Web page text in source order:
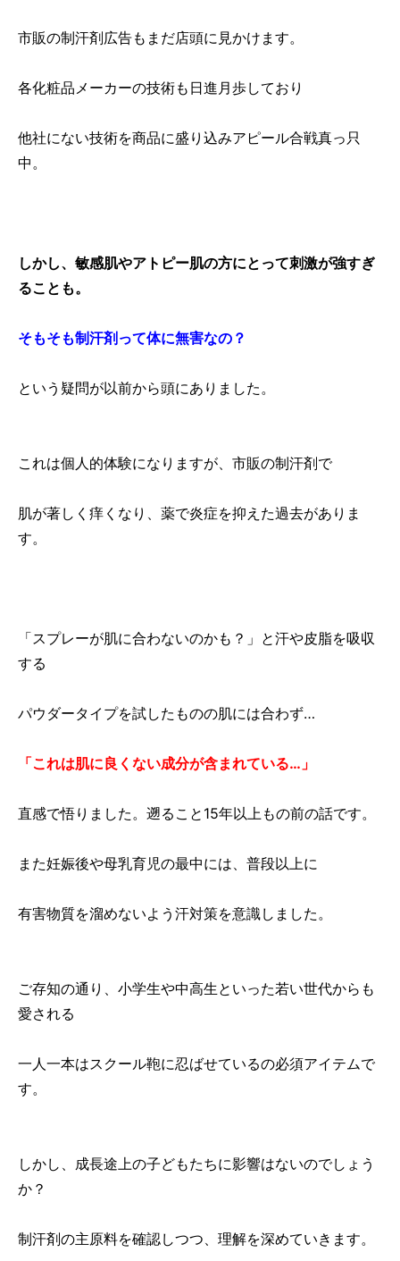
市販の制汗剤広告もまだ店頭に見かけます。
各化粧品メーカーの技術も日進月歩しており
他社にない技術を商品に盛り込みアピール合戦真っ只
中。
しかし、敏感肌やアトピー肌の方にとって刺激が強すぎ
ることも。
そもそも制汗剤って体に無害なの？
という疑問が以前から頭にありました。
これは個人的体験になりますが、市販の制汗剤で
肌が著しく痒くなり、薬で炎症を抑えた過去がありま
す。
「スプレーが肌に合わないのかも？」と汗や皮脂を吸収
する
パウダータイプを試したものの肌には合わず…
「これは肌に良くない成分が含まれている…」
直感で悟りました。遡ること15年以上もの前の話です。
また妊娠後や母乳育児の最中には、普段以上に
有害物質を溜めないよう汗対策を意識しました。
ご存知の通り、小学生や中高生といった若い世代からも
愛される
一人一本はスクール鞄に忍ばせているの必須アイテムで
す。
しかし、成長途上の子どもたちに影響はないのでしょう
か？
制汗剤の主原料を確認しつつ、理解を深めていきます。